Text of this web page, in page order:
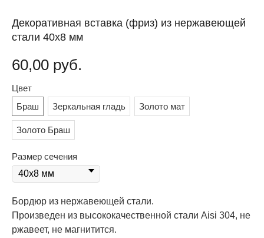
Декоративная вставка (фриз) из нержавеющей
стали 40х8 мм
60,00 руб.
Цвет
Браш
Зеркальная гладь Золото мат
Золото Браш
Размер сечения
Бордюр из нержавеющей стали.
Произведен из высококачественной стали Aisi 304, не
ржавеет, не магнитится.